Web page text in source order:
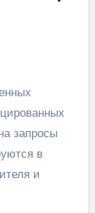
запросы
в
и